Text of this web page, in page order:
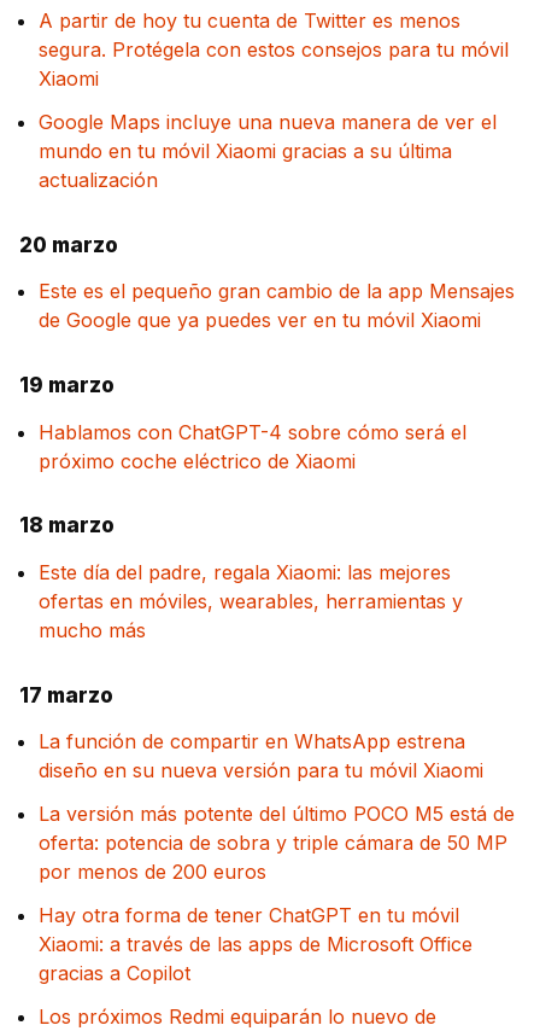
A partir de hoy tu cuenta de Twitter es menos
segura. Protégela con estos consejos para tu móvil
Xiaomi
Google Maps incluye una nueva manera de ver el
mundo en tu móvil Xiaomi gracias a su última
actualización
20 marzo
Este es el pequeño gran cambio de la app Mensajes
de Google que ya puedes ver en tu móvil Xiaomi
19 marzo
Hablamos con ChatGPT-4 sobre cómo será el
próximo coche eléctrico de Xiaomi
18 marzo
Este día del padre, regala Xiaomi: las mejores
ofertas en móviles, wearables, herramientas y
mucho más
17 marzo
La función de compartir en WhatsApp estrena
diseño en su nueva versión para tu móvil Xiaomi
La versión más potente del último POCO M5 está de
oferta: potencia de sobra y triple cámara de 50 MP
por menos de 200 euros
Hay otra forma de tener ChatGPT en tu móvil
Xiaomi: a través de las apps de Microsoft Office
gracias a Copilot
Los próximos Redmi equiparán lo nuevo de